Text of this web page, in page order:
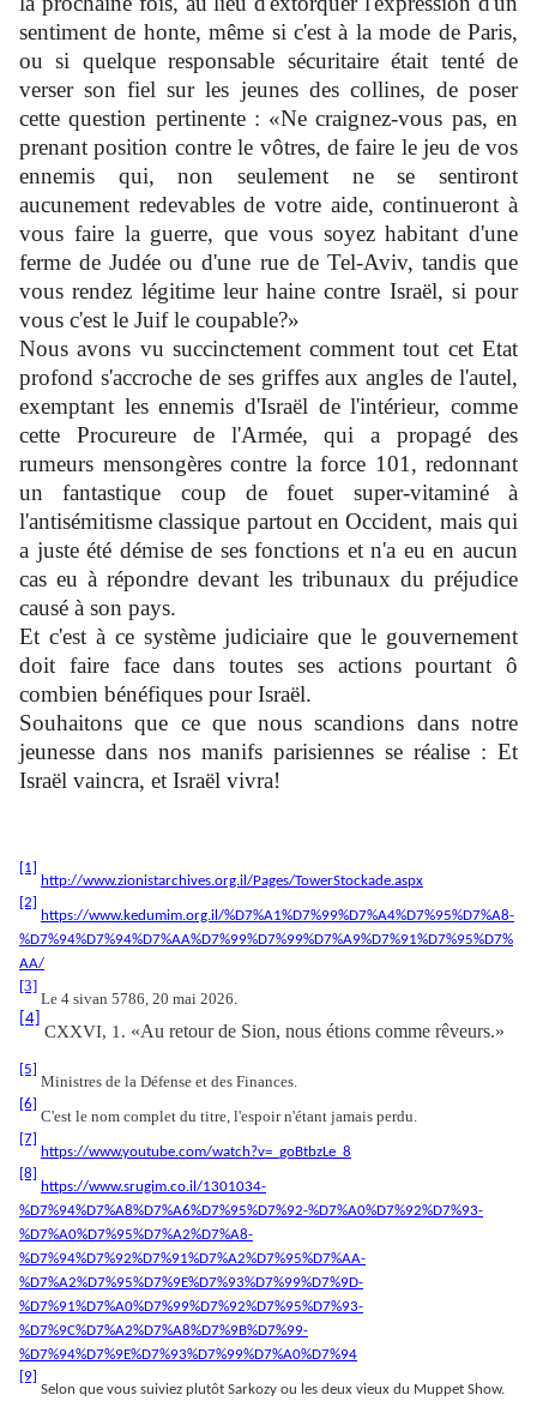
sentiment de honte, même si c'est à la mode de Paris,
ou si quelque responsable sécuritaire était tenté de
verser son fiel sur les jeunes des collines, de poser
cette question pertinente : «Ne craignez-vous pas, en
prenant position contre le vôtres, de faire le jeu de vos
ennemis qui, non seulement ne se sentiront
aucunement redevables de votre aide, continueront à
vous faire la guerre, que vous soyez habitant d'une
ferme de Judée ou d'une rue de Tel-Aviv, tandis que
vous rendez légitime leur haine contre Israël, si pour
vous c'est le Juif le coupable?»
Nous avons vu succinctement comment tout cet Etat
profond s'accroche de ses griffes aux angles de l'autel,
exemptant les ennemis d'Israël de l'intérieur, comme
cette Procureure de l'Armée, qui a propagé des
rumeurs mensongères contre la force 101, redonnant
un fantastique coup de fouet super-vitaminé à
l'antisémitisme classique partout en Occident, mais qui
a juste été démise de ses fonctions et n'a eu en aucun
cas eu à répondre devant les tribunaux du préjudice
causé à son pays.
Et c'est à ce système judiciaire que le gouvernement
doit faire face dans toutes ses actions pourtant ô
combien bénéfiques pour Israël.
Souhaitons que ce que nous scandions dans notre
jeunesse dans nos manifs parisiennes se réalise : Et
Israël vaincra, et Israël vivra!
[1]
http://www.zionistarchives.org.il/Pages/TowerStockade.aspx
[2]
https://www.kedumim.org.il/%D7%A1%D7%99%D7%A4%D7%95%D7%A8-
%D7%94%D7%94%D7%AA%D7%99%D7%99%D7%A9%D7%91%D7%95%D7%
AA/
[3]
Le 4 sivan 5786, 20 mai 2026.
[4]
CXXVI, 1. «Au retour de Sion, nous étions comme rêveurs.»
[5]
Ministres de la Défense et des Finances.
[6]
C'est le nom complet du titre, l'espoir n'étant jamais perdu.
[7]
https://www.youtube.com/watch?v=_goBtbzLe_8
[8]
https://www.srugim.co.il/1301034-
%D7%94%D7%A8%D7%A6%D7%95%D7%92-%D7%A0%D7%92%D7%93-
%D7%A0%D7%95%D7%A2%D7%A8-
%D7%94%D7%92%D7%91%D7%A2%D7%95%D7%AA-
%D7%A2%D7%95%D7%9E%D7%93%D7%99%D7%9D-
%D7%91%D7%A0%D7%99%D7%92%D7%95%D7%93-
%D7%9C%D7%A2%D7%A8%D7%9B%D7%99-
%D7%94%D7%9E%D7%93%D7%99%D7%A0%D7%94
[9]
Selon que vous suiviez plutôt Sarkozy ou les deux vieux du Muppet Show.